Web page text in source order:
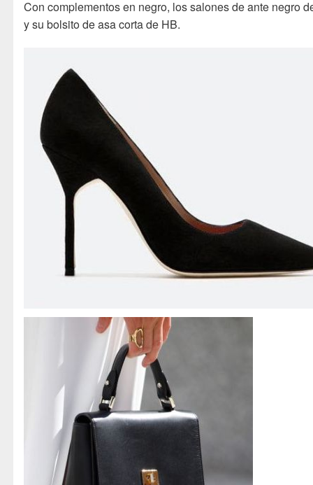
Con complementos en negro, los salones de ante negro
y su bolsito de asa corta de HB.